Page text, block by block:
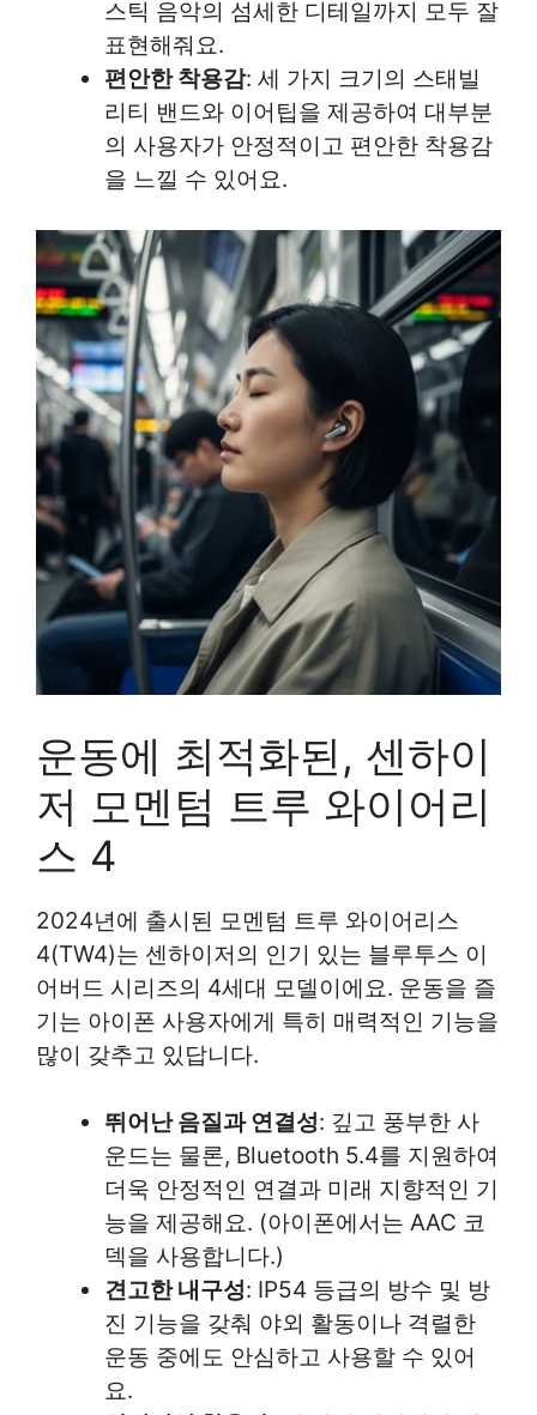
스틱 음악의 섬세한 디테일까지 모두 잘
표현해줘요.
편안한 착용감: 세 가지 크기의 스태빌
리티 밴드와 이어팁을 제공하여 대부분
의 사용자가 안정적이고 편안한 착용감
을 느낄 수 있어요.
운동에 최적화된, 센하이
저 모멘텀 트루 와이어리
스 4
2024년에 출시된 모멘텀 트루 와이어리스
4(TW4)는 센하이저의 인기 있는 블루투스 이
어버드 시리즈의 4세대 모델이에요. 운동을 즐
기는 아이폰 사용자에게 특히 매력적인 기능을
많이 갖추고 있답니다.
뛰어난 음질과 연결성: 깊고 풍부한 사
운드는 물론, Bluetooth 5.4를 지원하여
더욱 안정적인 연결과 미래 지향적인 기
능을 제공해요. (아이폰에서는 AAC 코
덱을 사용합니다.)
견고한 내구성: IP54 등급의 방수 및 방
진 기능을 갖춰 야외 활동이나 격렬한
운동 중에도 안심하고 사용할 수 있어
요.